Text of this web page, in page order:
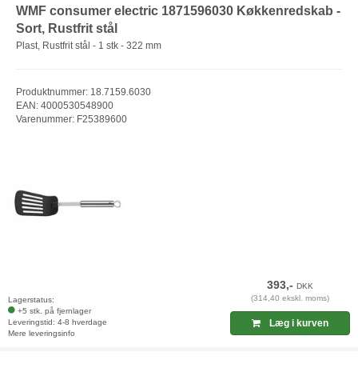
WMF consumer electric 1871596030 Køkkenredskab -
Sort, Rustfrit stål
Plast, Rustfrit stål - 1 stk - 322 mm
Produktnummer: 18.7159.6030
EAN: 4000530548900
Varenummer: F25389600
Lagerstatus:
+5 stk. på fjernlager
Leveringstid: 4-8 hverdage
Mere leveringsinfo
393,-DKK
(314,40 ekskl. moms)
Læg i kurven